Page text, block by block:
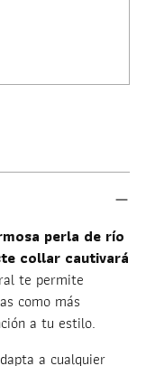
perla de río
collar cautivará
te permite
como más
a tu estilo.
a cualquier